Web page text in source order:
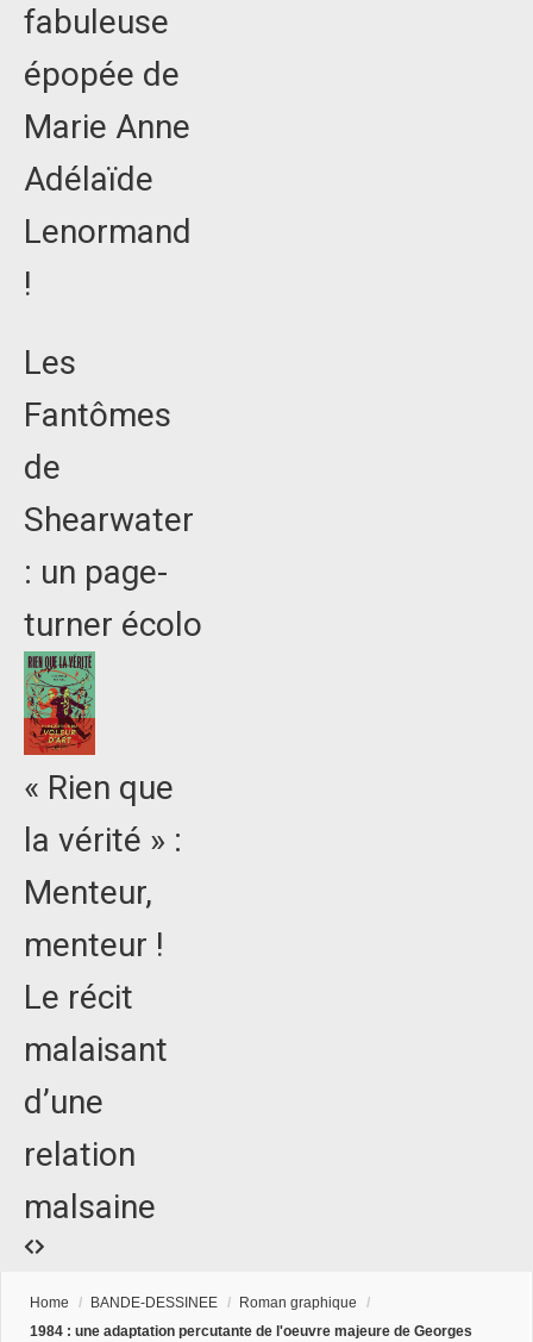
fabuleuse
épopée de
Marie Anne
Adélaïde
Lenormand
!
Les
Fantômes
de
Shearwater
: un page-
turner écolo
« Rien que
la vérité » :
Menteur,
menteur !
Le récit
malaisant
d’une
relation
malsaine
Home / BANDE-DESSINEE / Roman graphique
/
1984 : une adaptation percutante de l'oeuvre majeure de Georges